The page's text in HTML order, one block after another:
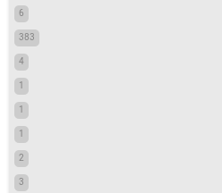
6
383
4
1
1
1
2
3